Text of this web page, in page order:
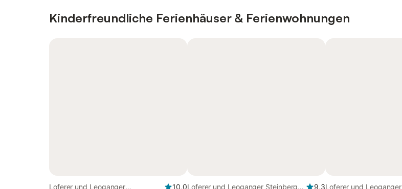
Kinderfreundliche Ferienhäuser & Ferienwohnungen
Loferer und Leoganger 10,0Loferer und Leoganger Steinberge, 9,3Loferer und Leoganger